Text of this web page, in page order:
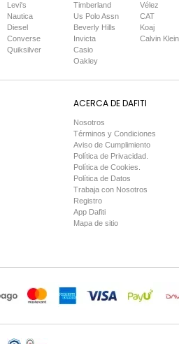
Levi's
Nautica
Diesel
Converse
Quiksilver
Timberland
Us Polo Assn
Beverly Hills
Invicta
Casio
Oakley
Vélez
CAT
Koaj
Calvin Klein
ACERCA DE DAFITI
Nosotros
Términos y Condiciones
Aviso de Cumplimiento
Política de Privacidad.
Política de Cookies.
Política de Datos
Trabaja con Nosotros
Registro
App Dafiti
Mapa de sitio